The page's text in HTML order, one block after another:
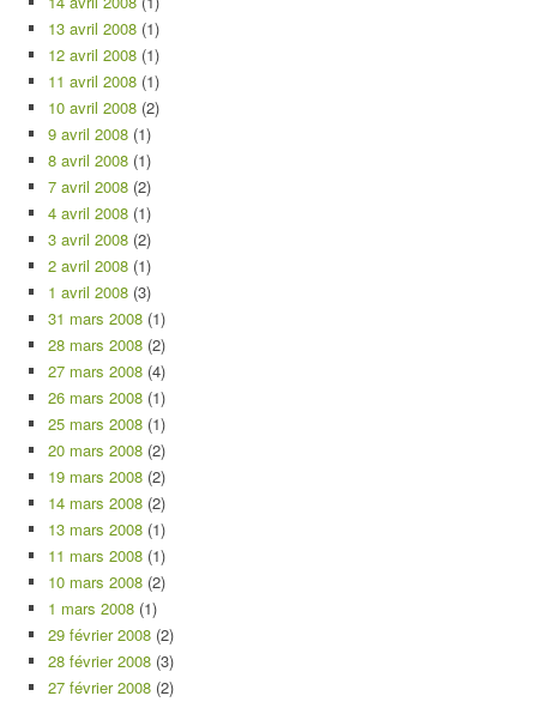
13 avril 2008 (1)
12 avril 2008 (1)
11 avril 2008 (1)
10 avril 2008 (2)
9 avril 2008 (1)
8 avril 2008 (1)
7 avril 2008 (2)
4 avril 2008 (1)
3 avril 2008 (2)
2 avril 2008 (1)
1 avril 2008 (3)
31 mars 2008 (1)
28 mars 2008 (2)
27 mars 2008 (4)
26 mars 2008 (1)
25 mars 2008 (1)
20 mars 2008 (2)
19 mars 2008 (2)
14 mars 2008 (2)
13 mars 2008 (1)
11 mars 2008 (1)
10 mars 2008 (2)
1 mars 2008 (1)
29 février 2008 (2)
28 février 2008 (3)
27 février 2008 (2)